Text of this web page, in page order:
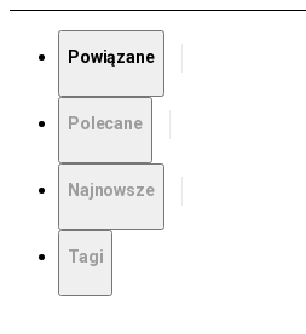
Powiązane
Polecane
Najnowsze
Tagi